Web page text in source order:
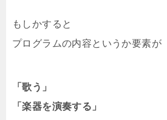
もしかすると
プログラムの内容というか要素が
「歌う」
「楽器を演奏する」